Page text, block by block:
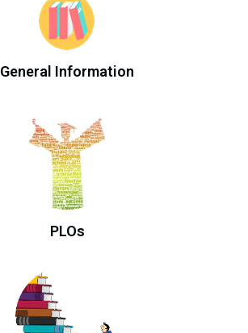
General Information
PLOs